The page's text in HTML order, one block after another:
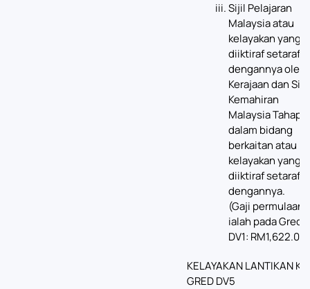
Sijil Pelajaran
Malaysia atau
kelayakan yang
diiktiraf setaraf
dengannya oleh
Kerajaan dan Sijil
Kemahiran
Malaysia Tahap 3
dalam bidang
berkaitan atau
kelayakan yang
diiktiraf setaraf
dengannya.
(Gaji permulaan
ialah pada Gred
DV1:
KELAYAKAN LANTIKAN KE
GRED DV5